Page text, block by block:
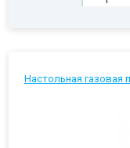
Настольная газовая